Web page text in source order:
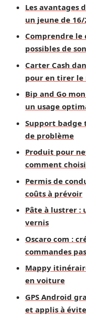
Les avantages
un jeune de 16/
Comprendre le
possibles de
Carter Cash
pour en tirer
Bip and Go
un usage
Support badge
de problème
Produit pour
comment
Permis de
coûts à prévoir
Pâte à lustrer
vernis
Oscaro com :
commandes
Mappy
en voiture
GPS Android
et applis à